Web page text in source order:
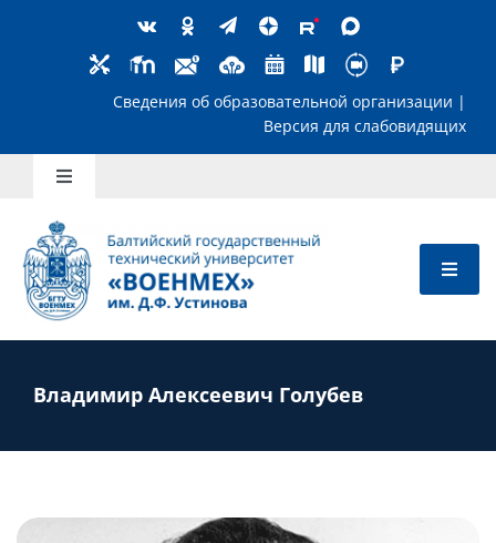
Сведения об образовательной
Toggle
Школьникам
Абитуриентам
Преподавателям
Слушателям
Владимир Алексеевич Голубев